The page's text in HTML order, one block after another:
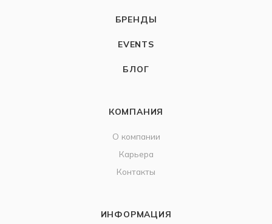
БРЕНДЫ
EVENTS
БЛОГ
КОМПАНИЯ
О компании
Карьера
Контакты
ИНФОРМАЦИЯ